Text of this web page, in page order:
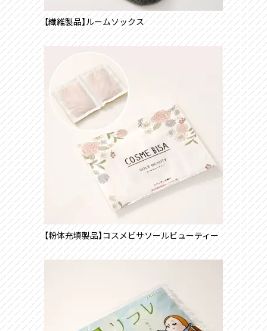
【繊維製品】ルームソックス
【粉体充填製品】コスメビサソールビューティー